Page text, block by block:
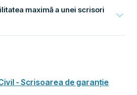
maximă a unei scrisori
- Scrisoarea de garanție